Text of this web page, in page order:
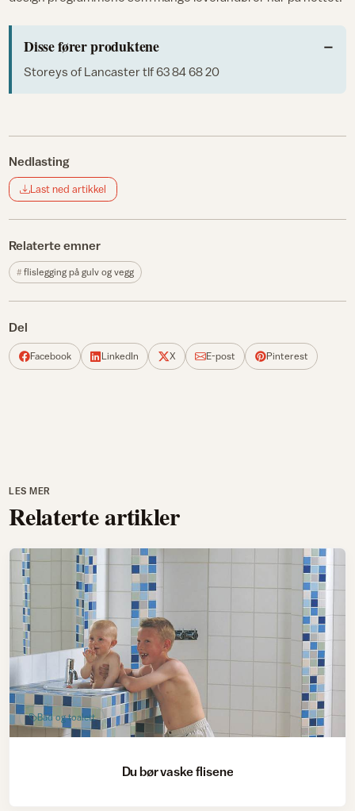
Disse fører produktene
Storeys of Lancastertlf 63 84 68 20
Nedlasting
Last ned artikkel
Relaterte emner
flislegging på gulv og vegg
Del
Facebook LinkedIn X E-post Pinterest
LES MER
Relaterte artikler
Bad og toalett
Du bør vaske flisene